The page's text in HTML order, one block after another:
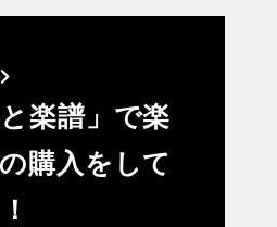
楽譜」で楽
購入をして